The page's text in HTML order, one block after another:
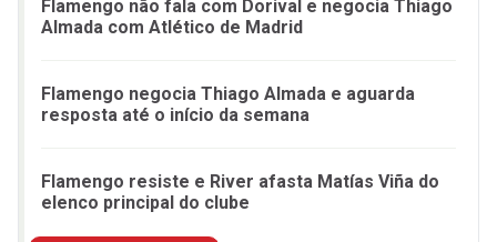
Flamengo não fala com Dorival e negocia Thiago
Almada com Atlético de Madrid
Flamengo negocia Thiago Almada e aguarda
resposta até o início da semana
Flamengo resiste e River afasta Matías Viña do
elenco principal do clube